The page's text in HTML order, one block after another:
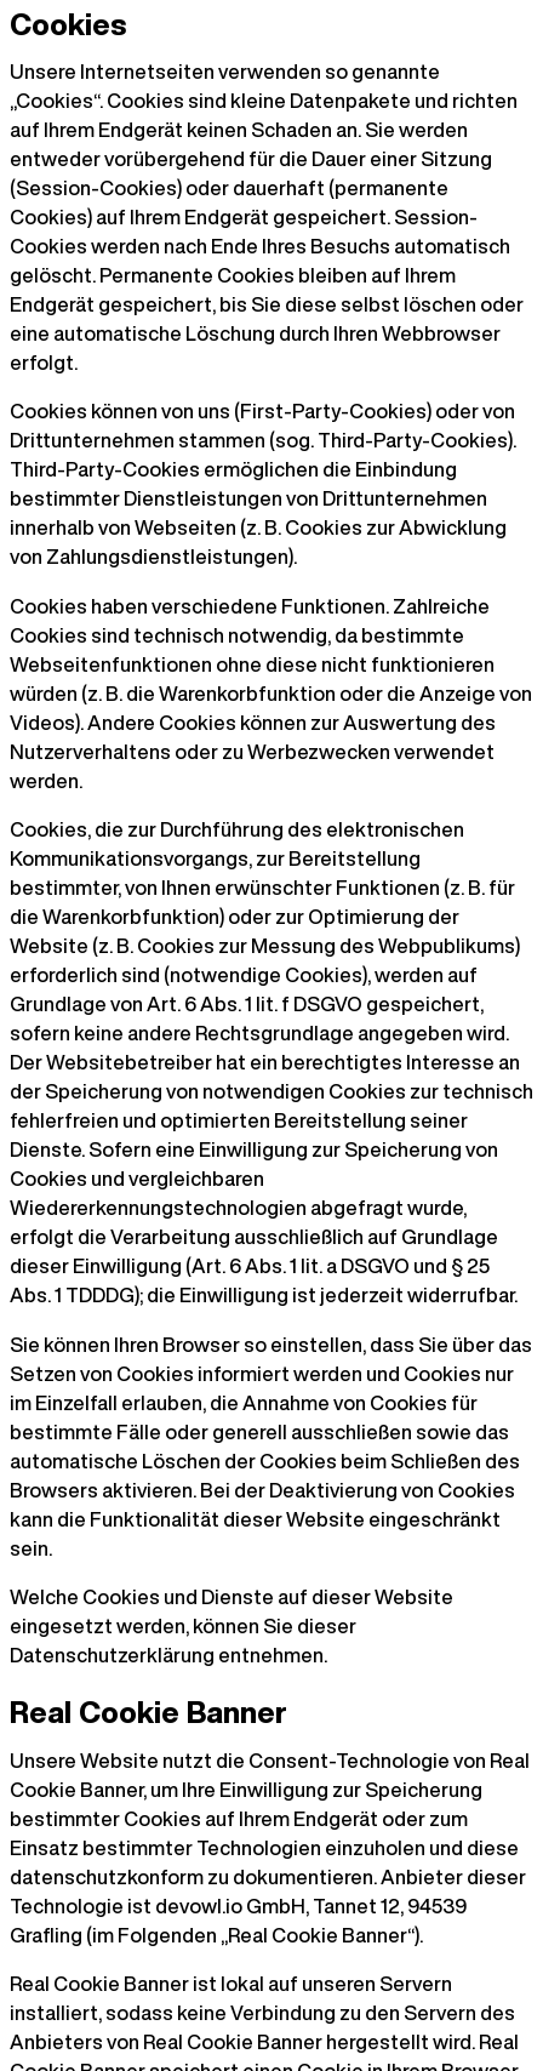
Cookies
Unsere Internetseiten verwenden so genannte
„Cookies“. Cookies sind kleine Datenpakete und richten
auf Ihrem Endgerät keinen Schaden an. Sie werden
entweder vorübergehend für die Dauer einer Sitzung
(Session-Cookies) oder dauerhaft (permanente
Cookies) auf Ihrem Endgerät gespeichert. Session-
Cookies werden nach Ende Ihres Besuchs automatisch
gelöscht. Permanente Cookies bleiben auf Ihrem
Endgerät gespeichert, bis Sie diese selbst löschen oder
eine automatische Löschung durch Ihren Webbrowser
erfolgt.
Cookies können von uns (First-Party-Cookies) oder von
Drittunternehmen stammen (sog. Third-Party-Cookies).
Third-Party-Cookies ermöglichen die Einbindung
bestimmter Dienstleistungen von Drittunternehmen
innerhalb von Webseiten (z. B. Cookies zur Abwicklung
von Zahlungsdienstleistungen).
Cookies haben verschiedene Funktionen. Zahlreiche
Cookies sind technisch notwendig, da bestimmte
Webseitenfunktionen ohne diese nicht funktionieren
würden (z. B. die Warenkorbfunktion oder die Anzeige von
Videos). Andere Cookies können zur Auswertung des
Nutzerverhaltens oder zu Werbezwecken verwendet
werden.
Cookies, die zur Durchführung des elektronischen
Kommunikationsvorgangs, zur Bereitstellung
bestimmter, von Ihnen erwünschter Funktionen (z. B. für
die Warenkorbfunktion) oder zur Optimierung der
Website (z. B. Cookies zur Messung des Webpublikums)
erforderlich sind (notwendige Cookies), werden auf
Grundlage von Art. 6 Abs. 1 lit. f DSGVO gespeichert,
sofern keine andere Rechtsgrundlage angegeben wird.
Der Websitebetreiber hat ein berechtigtes Interesse an
der Speicherung von notwendigen Cookies zur technisch
fehlerfreien und optimierten Bereitstellung seiner
Dienste. Sofern eine Einwilligung zur Speicherung von
Cookies und vergleichbaren
Wiedererkennungstechnologien abgefragt wurde,
erfolgt die Verarbeitung ausschließlich auf Grundlage
dieser Einwilligung (Art. 6 Abs. 1 lit. a DSGVO und § 25
Abs. 1 TDDDG); die Einwilligung ist jederzeit widerrufbar.
Sie können Ihren Browser so einstellen, dass Sie über das
Setzen von Cookies informiert werden und Cookies nur
im Einzelfall erlauben, die Annahme von Cookies für
bestimmte Fälle oder generell ausschließen sowie das
automatische Löschen der Cookies beim Schließen des
Browsers aktivieren. Bei der Deaktivierung von Cookies
kann die Funktionalität dieser Website eingeschränkt
sein.
Welche Cookies und Dienste auf dieser Website
eingesetzt werden, können Sie dieser
Datenschutzerklärung entnehmen.
Real Cookie Banner
Unsere Website nutzt die Consent-Technologie von Real
Cookie Banner, um Ihre Einwilligung zur Speicherung
bestimmter Cookies auf Ihrem Endgerät oder zum
Einsatz bestimmter Technologien einzuholen und diese
datenschutzkonform zu dokumentieren. Anbieter dieser
Technologie ist devowl.io GmbH, Tannet 12, 94539
Grafling (im Folgenden „Real Cookie Banner“).
Real Cookie Banner ist lokal auf unseren Servern
installiert, sodass keine Verbindung zu den Servern des
Anbieters von Real Cookie Banner hergestellt wird. Real